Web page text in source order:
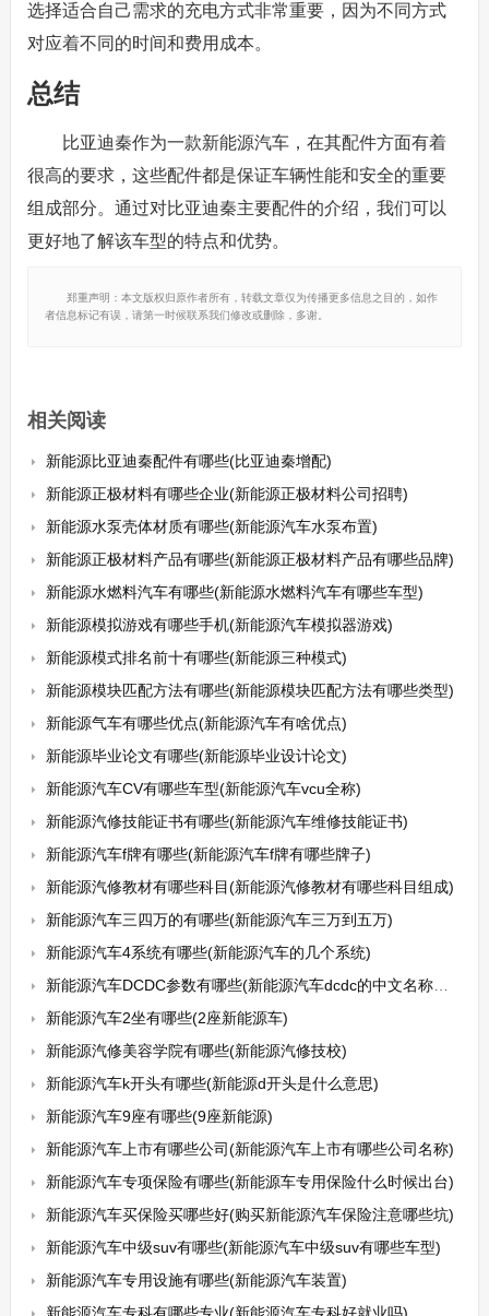
选择适合自己需求的充电方式非常重要，因为不同方式
对应着不同的时间和费用成本。
总结
比亚迪秦作为一款新能源汽车，在其配件方面有着
很高的要求，这些配件都是保证车辆性能和安全的重要
组成部分。通过对比亚迪秦主要配件的介绍，我们可以
更好地了解该车型的特点和优势。
郑重声明：本文版权归原作者所有，转载文章仅为传播更多信息之目的，如作
者信息标记有误，请第一时候联系我们修改或删除，多谢。
相关阅读
新能源比亚迪秦配件有哪些(比亚迪秦增配)
新能源正极材料有哪些企业(新能源正极材料公司招聘)
新能源水泵壳体材质有哪些(新能源汽车水泵布置)
新能源正极材料产品有哪些(新能源正极材料产品有哪些品牌)
新能源水燃料汽车有哪些(新能源水燃料汽车有哪些车型)
新能源模拟游戏有哪些手机(新能源汽车模拟器游戏)
新能源模式排名前十有哪些(新能源三种模式)
新能源模块匹配方法有哪些(新能源模块匹配方法有哪些类型)
新能源气车有哪些优点(新能源汽车有啥优点)
新能源毕业论文有哪些(新能源毕业设计论文)
新能源汽车CV有哪些车型(新能源汽车vcu全称)
新能源汽修技能证书有哪些(新能源汽车维修技能证书)
新能源汽车f牌有哪些(新能源汽车f牌有哪些牌子)
新能源汽修教材有哪些科目(新能源汽修教材有哪些科目组成)
新能源汽车三四万的有哪些(新能源汽车三万到五万)
新能源汽车4系统有哪些(新能源汽车的几个系统)
新能源汽车DCDC参数有哪些(新能源汽车dcdc的中文名称是什么)
新能源汽车2坐有哪些(2座新能源车)
新能源汽修美容学院有哪些(新能源汽修技校)
新能源汽车k开头有哪些(新能源d开头是什么意思)
新能源汽车9座有哪些(9座新能源)
新能源汽车上市有哪些公司(新能源汽车上市有哪些公司名称)
新能源汽车专项保险有哪些(新能源车专用保险什么时候出台)
新能源汽车买保险买哪些好(购买新能源汽车保险注意哪些坑)
新能源汽车中级suv有哪些(新能源汽车中级suv有哪些车型)
新能源汽车专用设施有哪些(新能源汽车装置)